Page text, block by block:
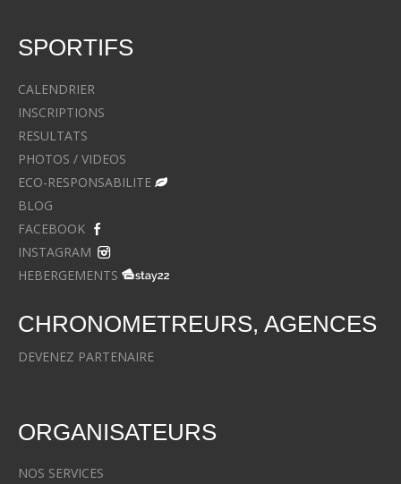
SPORTIFS
CALENDRIER
INSCRIPTIONS
RESULTATS
PHOTOS / VIDEOS
ECO-RESPONSABILITE
BLOG
FACEBOOK
INSTAGRAM
HEBERGEMENTS
CHRONOMETREURS, AGENCES
DEVENEZ PARTENAIRE
ORGANISATEURS
NOS SERVICES